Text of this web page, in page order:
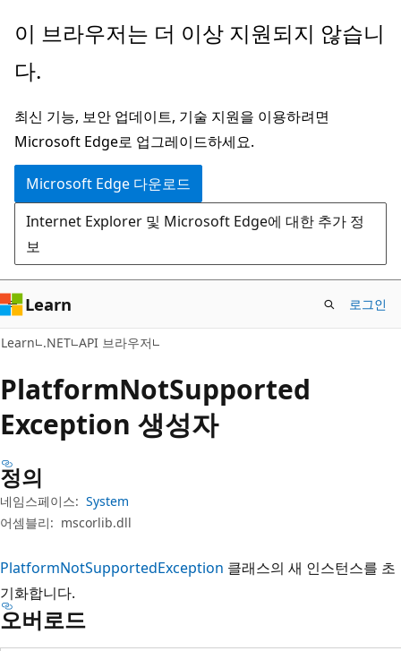
주
콘
츠
로
건
너
뛰
기
페
지
탐
색
으
로
건
너
뛰
기
이 브라우저는 더 이상 지원되지 않습니
다.
최신 기능, 보안 업데이트, 기술 지원을 이용하려면
Microsoft Edge로 업그레이드하세요.
Microsoft Edge 다운로드
Internet Explorer 및 Microsoft Edge에 대한 추가 정
보
Learn 로그인
Learn .NET API 브라우저
PlatformNotSupported
Exception 생성자
정의
네임스페이스: System
어셈블리: mscorlib.dll
PlatformNotSupportedException 클래스의 새 인스턴스를 초
기화합니다.
오버로드